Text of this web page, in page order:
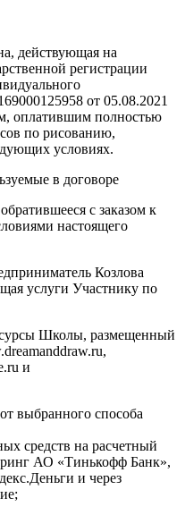
действующая на
регистрации
от 05.08.2021
оплатившим полностью
по рисованию,
условиях.
в договоре
с заказом к
настоящего
Козлова
услуги Участнику по
Школы, размещенный
и
выбранного способа
средств на расчетный
АО «Тинькофф Банк»,
и через